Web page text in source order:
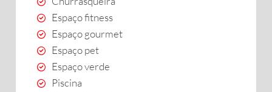
Espaço fitness
Espaço gourmet
Espaço pet
Espaço verde
Piscina